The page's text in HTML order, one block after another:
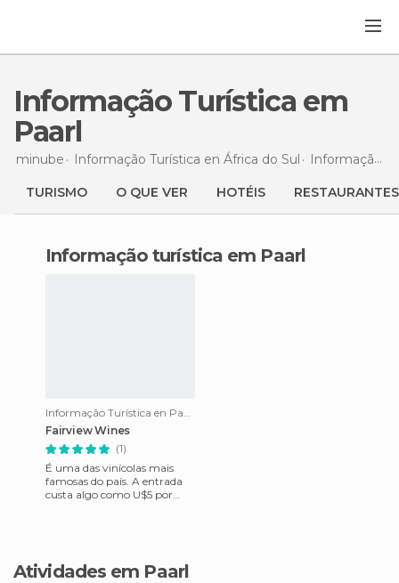
Informação Turística em
Paarl
minube Informação Turística en África do Sul Informação Turística en
TURISMO O QUE VER HOTÉIS RESTAURANTES
informação turística em Paarl
Informação Turística en Paarl
Fairview Wines
(1)
É uma das vinícolas mais
famosas do país. A entrada
custa algo como U$5 por
Atividades em Paarl